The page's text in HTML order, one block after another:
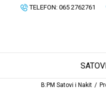
TELEFON: 065 2762761
B:PM Satovi i Nakit